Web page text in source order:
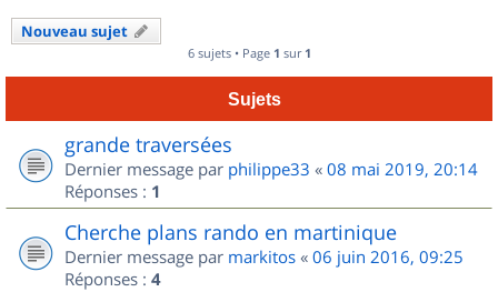
Nouveau sujet
6 sujets • Page 1 sur 1
Sujets
grande traversées
Dernier message par philippe33 « 08 mai 2019, 20:14
Réponses : 1
Cherche plans rando en martinique
Dernier message par markitos « 06 juin 2016, 09:25
Réponses : 4